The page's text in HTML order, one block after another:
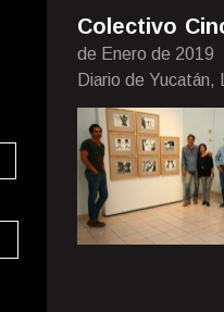
Colectivo
de Enero de 2019
Diario de Yucatán,